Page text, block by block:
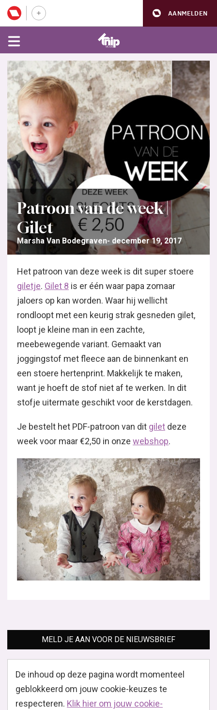
AANMELDEN
Patroon van de week |
Gilet
Marsha Van Bodegraven december 19, 2017
Het patroon van deze week is dit super stoere
giletje. Gilet 8 is er één waar papa zomaar
jaloers op kan worden. Waar hij wellicht
rondloopt met een keurig strak gesneden gilet,
loopt je kleine man in een zachte,
meebewegende variant. Gemaakt van
joggingstof met fleece aan de binnenkant en
een stoere hertenprint. Makkelijk te maken,
want je hoeft de stof niet af te werken. In dit
stofje uitermate geschikt voor de kerstdagen.
Je bestelt het PDF-patroon van dit gilet deze
week voor maar €2,50 in onze webshop.
MELD JE AAN VOOR DE NIEUWSBRIEF
De inhoud op deze pagina wordt momenteel
geblokkeerd om jouw cookie-keuzes te
respecteren. Klik hier om jouw cookie-